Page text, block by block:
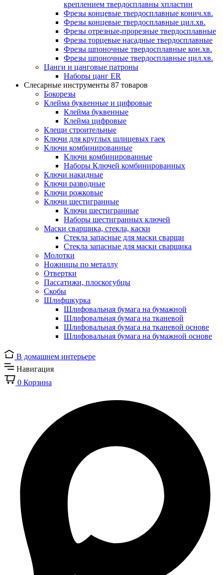
креплением твердосплавны хпластин
Фрезы концевые твердосплавные конич.хв.
Фрезы концевые твердосплавные цил.хв.
Фрезы отрезные-прорезные твердосплавные
Фрезы торцевые насадные твердосплавные
Фрезы шпоночные твердосплавные кон.хв.
Фрезы шпоночные твердосплавные цил.хв.
Цанги и цанговые патроны
Наборы цанг ER
Слесарные инструменты 87 товаров
Бокорезы
Клейма буквенные и цифровые
Клейма буквенные
Клейма цифровые
Клещи строительные
Ключи для круглых шлицевых гаек
Ключи комбинированные
Ключи комбинированные
Наборы Ключей комбинированных
Ключи накидные
Ключи разводные
Ключи рожковые
Ключи шестигранные
Ключи шестигранные
Наборы шестигранных ключей
Маски сварщика, стекла, каски
Стекла запасные для маски сварщи
Стекла запасные для маски сварщика
Молотки
Ножницы по металлу
Отвертки
Пассатижи, плоскогубцы
Скобы
Шлифшкурка
Шлифовальная бумага на бумажной
Шлифовальная бумага на тканевой
Шлифовальная бумага на тканевой основе
Шлифовальная бумага на бумажной основе
В домашнем интерьере
Навигация
0 Корзина